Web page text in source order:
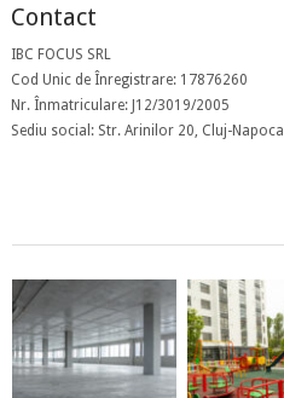
Contact
IBC FOCUS SRL
Cod Unic de Înregistrare: 17876260
Nr. Înmatriculare: J12/3019/2005
Sediu social: Str. Arinilor 20, Cluj-Napoca